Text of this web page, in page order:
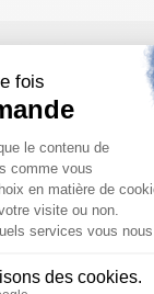
choisir votre
pour